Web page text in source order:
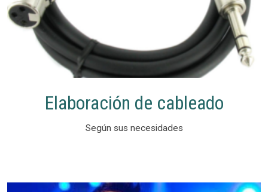
Elaboración de cableado
Según sus necesidades